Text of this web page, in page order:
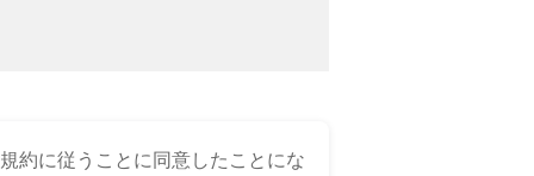
約に従うことに同意したことにな